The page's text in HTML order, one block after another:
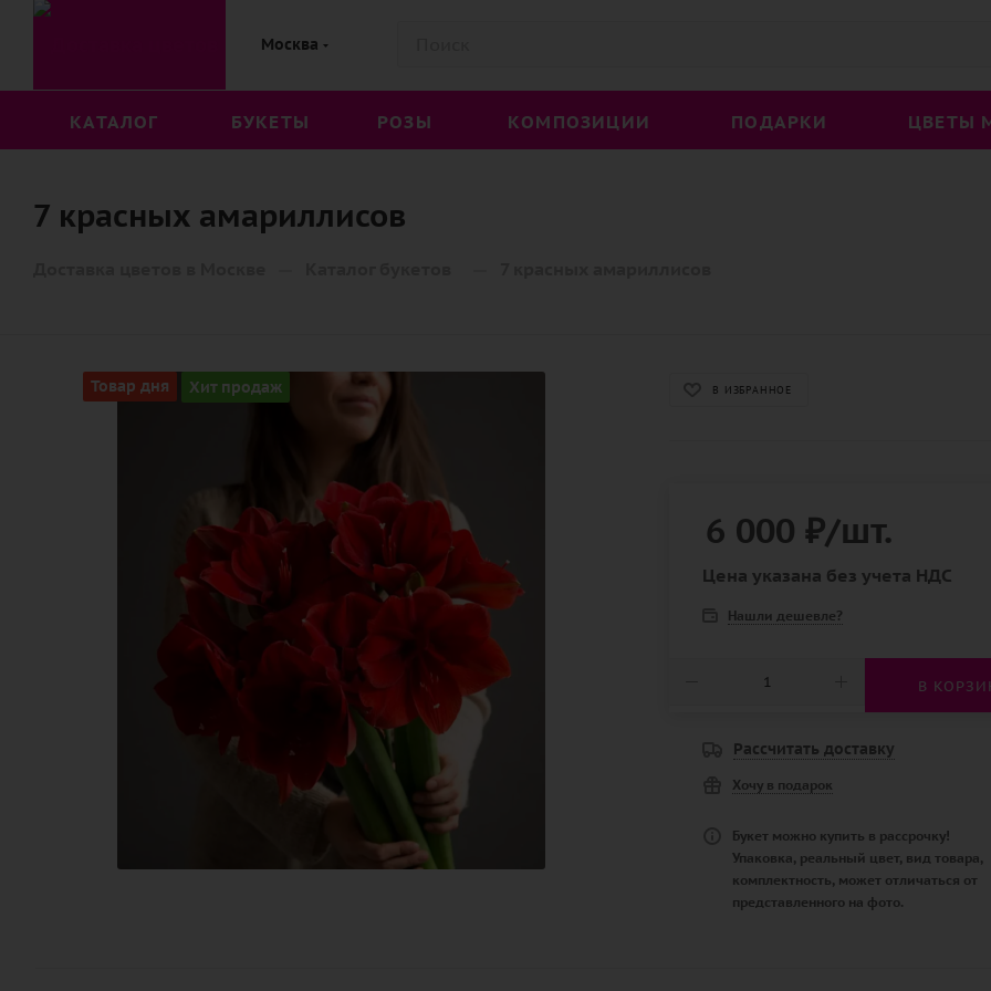
Москва
КАТАЛОГ БУКЕТЫ РОЗЫ КОМПОЗИЦИИ ПОДАРКИ ЦВЕТЫ
7 красных амариллисов
Товар дня Хит продаж В ИЗБРАННОЕ
6 000 ₽/шт.
Цена указана без учета НДС
Нашли дешевле?
В
Рассчитать доставку
Хочу в подарок
Букет можно купить в рассрочку!
Упаковка, реальный цвет, вид товара,
комплектность, может отличаться от
представленного на фото.